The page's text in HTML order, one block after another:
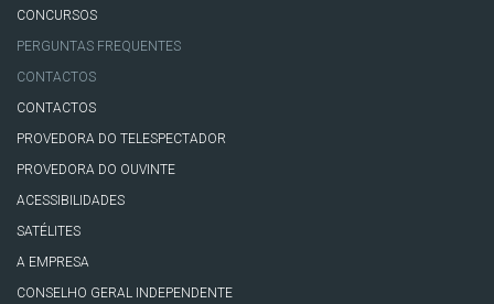
CONCURSOS
PERGUNTAS FREQUENTES
CONTACTOS
CONTACTOS
PROVEDORA DO TELESPECTADOR
PROVEDORA DO OUVINTE
ACESSIBILIDADES
SATÉLITES
A EMPRESA
CONSELHO GERAL INDEPENDENTE